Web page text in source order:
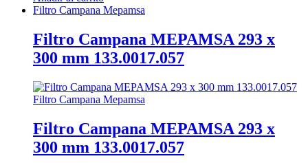
Filtro Campana Mepamsa
Filtro Campana MEPAMSA 293 x
300 mm 133.0017.057
Filtro Campana Mepamsa
Filtro Campana MEPAMSA 293 x
300 mm 133.0017.057